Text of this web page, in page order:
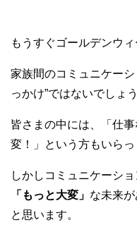
もうすぐゴールデンウィ
家族間のコミュニケー
っかけ”ではないでしょう
皆さまの中には、「仕
変！」という方もいらっ
しかしコミュニケーシ
「もっと大変」 な未来
と思います。